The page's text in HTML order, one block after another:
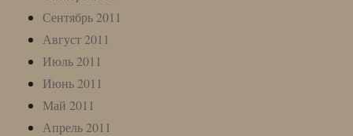
Сентябрь 2011
Август 2011
Июль 2011
Июнь 2011
Май 2011
Апрель 2011